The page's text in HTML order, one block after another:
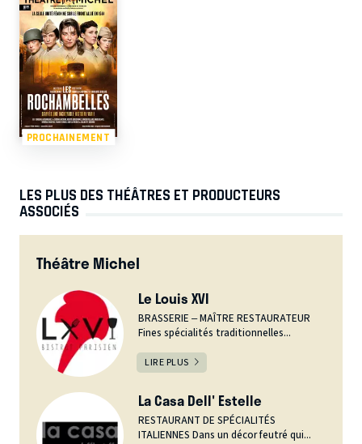
PROCHAINEMENT
LES PLUS DES THÉÂTRES ET PRODUCTEURS
ASSOCIÉS
Théâtre Michel
Le Louis XVI
BRASSERIE – MAÎTRE RESTAURATEUR
Fines spécialités traditionnelles...
LIRE PLUS
La Casa Dell' Estelle
RESTAURANT DE SPÉCIALITÉS
ITALIENNES Dans un décor feutré qui...